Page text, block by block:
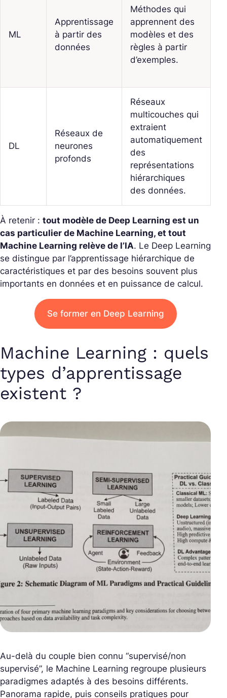
ML
Apprentissage
à partir des
données
Méthodes qui
apprennent des
modèles et des
règles à partir
d’exemples.
DL
Réseaux de
neurones
profonds
Réseaux
multicouches qui
extraient
automatiquement
des
représentations
hiérarchiques
des données.
À retenir : tout modèle de Deep Learning est un
cas particulier de Machine Learning, et tout
Machine Learning relève de l’IA. Le Deep Learning
se distingue par l’apprentissage hiérarchique de
caractéristiques et par des besoins souvent plus
importants en données et en puissance de calcul.
Se former en Deep Learning
Machine Learning : quels
types d’apprentissage
existent ?
Au-delà du couple bien connu “supervisé/non
supervisé”, le Machine Learning regroupe plusieurs
paradigmes adaptés à des besoins différents.
Panorama rapide, puis conseils pratiques pour